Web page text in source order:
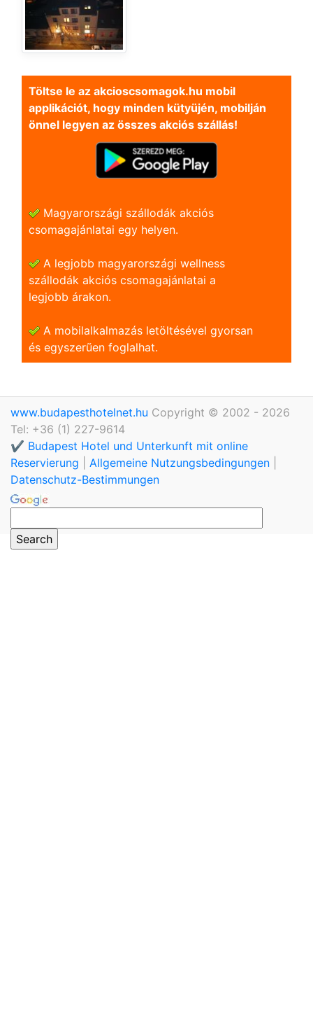
Töltse le az akcioscsomagok.hu mobil
applikációt, hogy minden kütyüjén, mobilján
önnel legyen az összes akciós szállás!
Magyarországi szállodák akciós
csomagajánlatai egy helyen.
A legjobb magyarországi wellness
szállodák akciós csomagajánlatai a
legjobb árakon.
A mobilalkalmazás letöltésével gyorsan
és egyszerũen foglalhat.
www.budapesthotelnet.hu Copyright © 2002 - 2026
Tel: +36 (1) 227-9614
✔️ Budapest Hotel und Unterkunft mit online
Reservierung
Allgemeine Nutzungsbedingungen
Datenschutz-Bestimmungen